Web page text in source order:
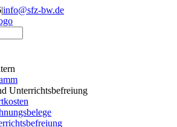
|info@sfz-bw.de
Unterrichtsbefreiung